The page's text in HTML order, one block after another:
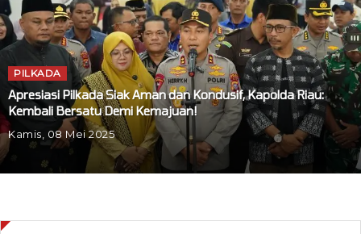
PILKADA
Apresiasi Pilkada Siak Aman dan Kondusif, Kapolda Riau:
Kembali Bersatu Demi Kemajuan!
Kamis, 08 Mei 2025